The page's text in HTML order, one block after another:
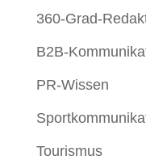
360-Grad-
B2B-
PR-Wissen
Tourismus